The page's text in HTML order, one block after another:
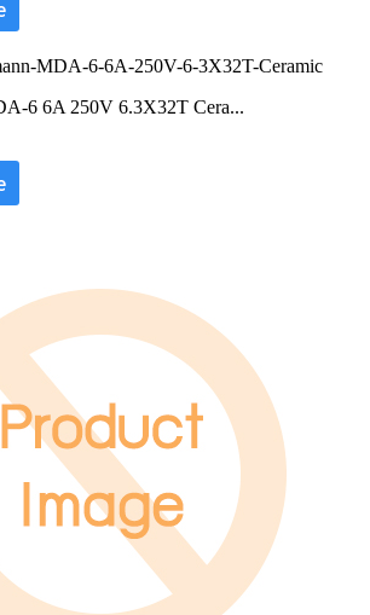
6 6A 250V 6.3X32T Cera...